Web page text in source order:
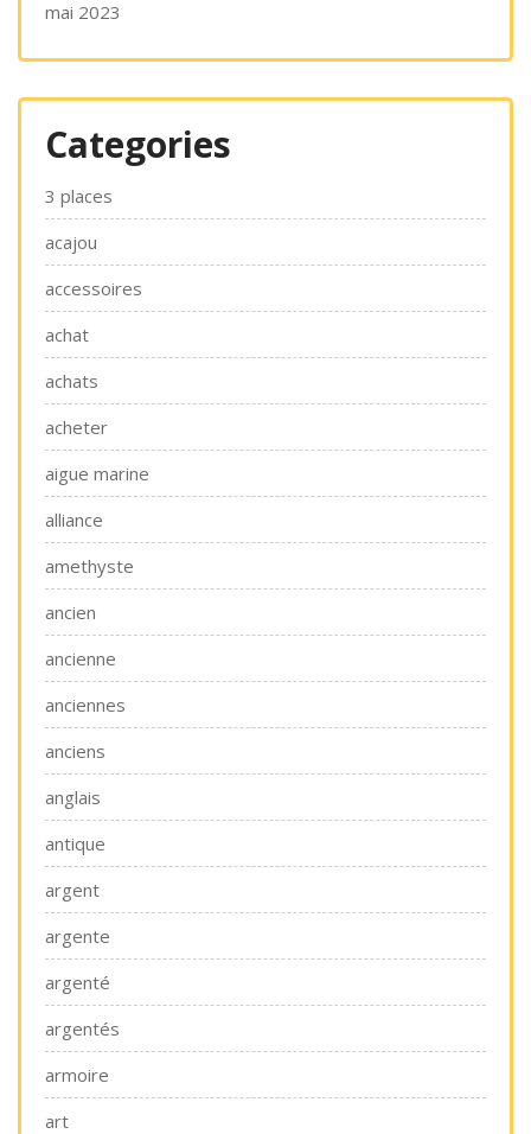
mai 2023
Categories
3 places
acajou
accessoires
achat
achats
acheter
aigue marine
alliance
amethyste
ancien
ancienne
anciennes
anciens
anglais
antique
argent
argente
argenté
argentés
armoire
art